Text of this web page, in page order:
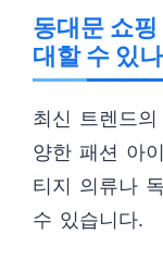
동대문 쇼
대할 수 있
최신 트렌드
양한 패션 아
티지 의류나
수 있습니다.